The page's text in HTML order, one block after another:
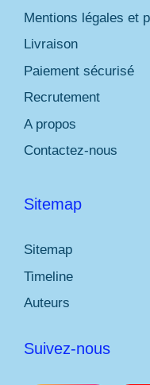
Mentions légales et
Livraison
Paiement sécurisé
Recrutement
A propos
Contactez-nous
Sitemap
Sitemap
Timeline
Auteurs
Suivez-nous